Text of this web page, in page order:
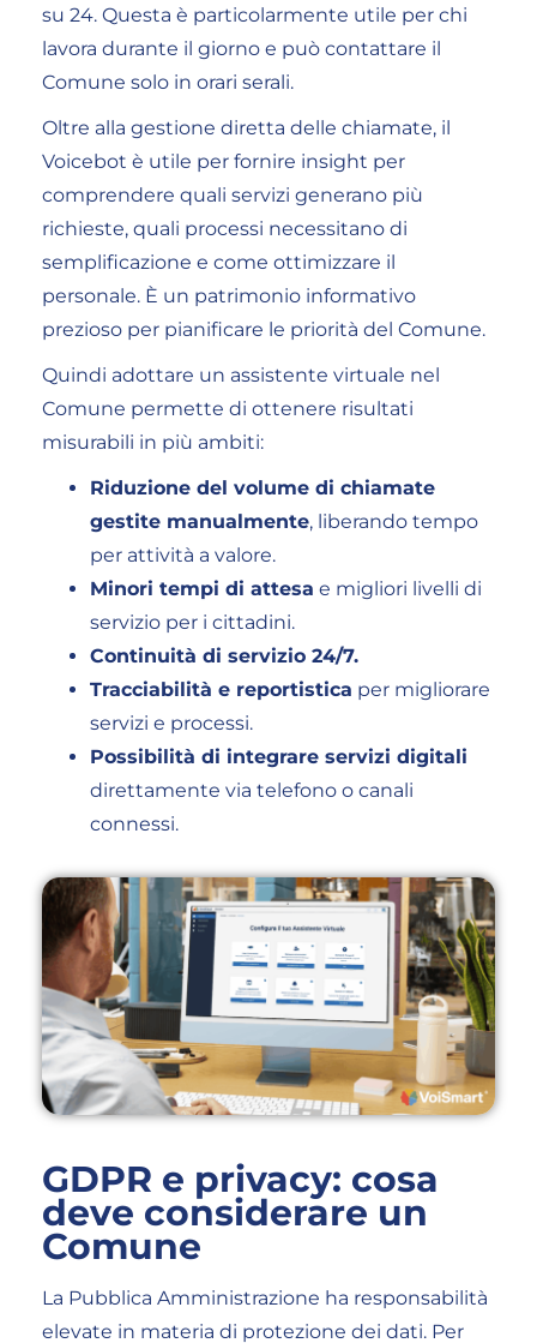
su 24. Questa è particolarmente utile per chi
lavora durante il giorno e può contattare il
Comune solo in orari serali.
Oltre alla gestione diretta delle chiamate, il
Voicebot è utile per fornire insight per
comprendere quali servizi generano più
richieste, quali processi necessitano di
semplificazione e come ottimizzare il
personale. È un patrimonio informativo
prezioso per pianificare le priorità del Comune.
Quindi adottare un assistente virtuale nel
Comune permette di ottenere risultati
misurabili in più ambiti:
Riduzione del volume di chiamate
gestite manualmente, liberando tempo
per attività a valore.
Minori tempi di attesa e migliori livelli di
servizio per i cittadini.
Continuità di servizio 24/7.
Tracciabilità e reportistica per migliorare
servizi e processi.
Possibilità di integrare servizi digitali
direttamente via telefono o canali
connessi.
GDPR e privacy: cosa
deve considerare un
Comune
La Pubblica Amministrazione ha responsabilità
elevate in materia di protezione dei dati. Per